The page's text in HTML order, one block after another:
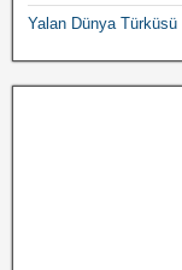
Yalan Dünya Türküsü